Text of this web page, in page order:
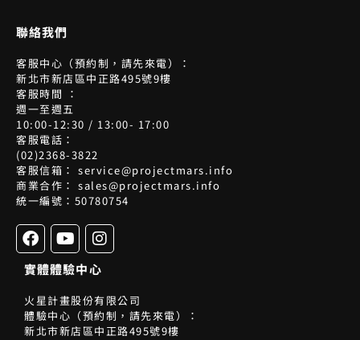
聯絡我們
客服中心（預約制，請先來電）：
新北市新店區中正路495號9樓
客服時間 ：
週一至週五
10:00-12:30 / 13:00- 17:00
客服電話：
(02)2368-3822
客服信箱： service@projectmars.info
商業合作： sales@projectmars.info
統一編號：50780754
F
a
c
e
b
o
o
Y
o
u
t
u
b
e
I
n
s
t
a
g
r
實體體驗中心
火星計畫股份有限公司
體驗中心（預約制，請先來電）：
新北市新店區中正路495號9樓